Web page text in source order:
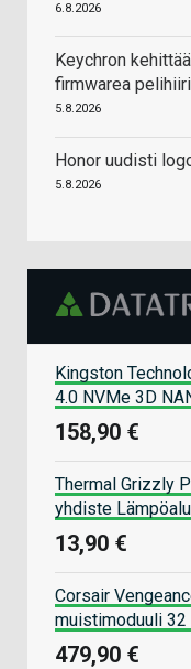
6.8.2026
Keychron
firmwarea
5.8.2026
Honor uudisti
5.8.2026
Kingston
4.0 NVMe 3D
158,90 €
Thermal Grizzly
yhdiste
13,90 €
Corsair
muistimoduuli 32
479,90 €